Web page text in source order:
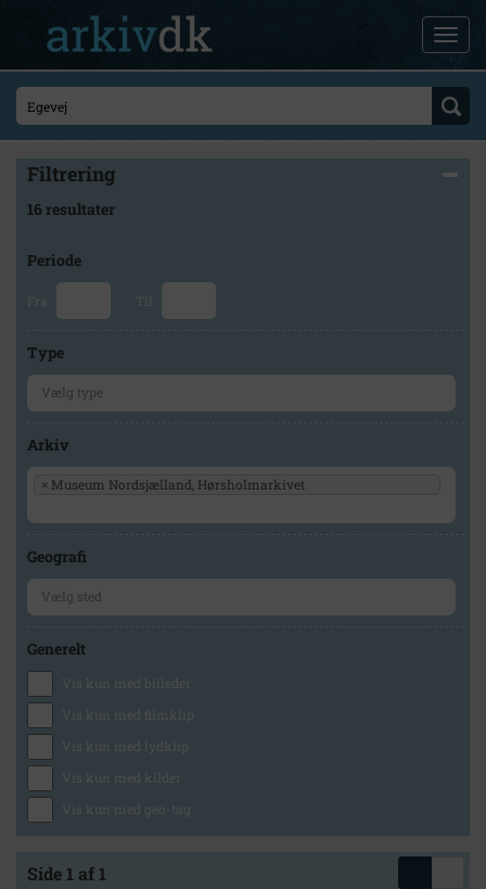
Filtrering
16 resultater
Periode
Fra Til
Type
Arkiv
× Museum Nordsjælland, Hørsholmarkivet
Geografi
Generelt
Vis kun med billeder
Vis kun med filmklip
Vis kun med lydklip
Vis kun med kilder
Vis kun med geo-tag
Side 1 af 1